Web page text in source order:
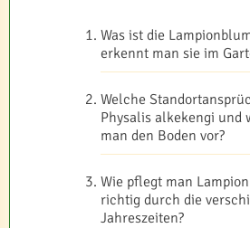
Was ist die
erkennt man sie im
Welche
Physalis alkekengi und
man den Boden vor?
Wie pflegt man
richtig durch die
Jahreszeiten?